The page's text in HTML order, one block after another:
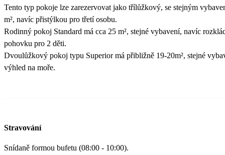
Tento typ pokoje lze zarezervovat jako třílůžkový, se stejným
m², navíc přistýlkou pro třetí osobu.
Rodinný pokoj Standard má cca 25 m², stejné vybavení, navíc
pohovku pro 2 děti.
Dvoulůžkový pokoj typu Superior má přibližně 19-20m², stejné
výhled na moře.
Stravování
Snídaně formou bufetu (08:00 - 10:00).